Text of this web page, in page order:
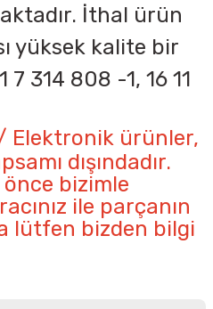
İthal ürün
yüksek kalite bir
7 314 808 -1, 16 11
Elektronik ürünler,
dışındadır.
bizimle
ile parçanın
lütfen bizden bilgi